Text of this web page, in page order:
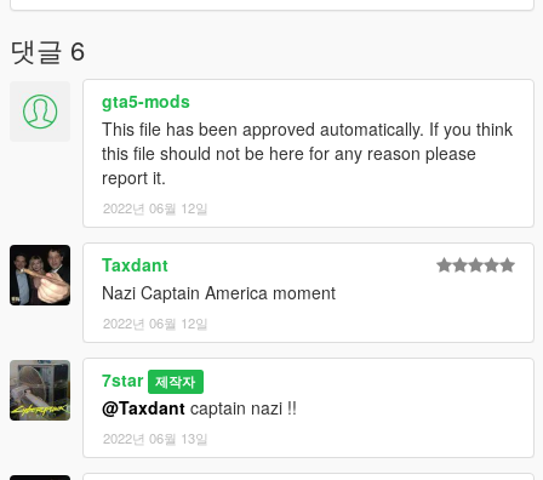
댓글 6
gta5-mods
This file has been approved automatically. If you think
this file should not be here for any reason please
report it.
2022년 06월 12일
Taxdant
Nazi Captain America moment
2022년 06월 12일
7star 제작자
@Taxdant captain nazi !!
2022년 06월 13일